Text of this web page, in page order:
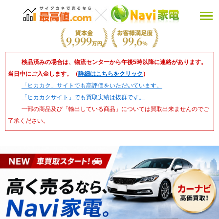
検品済みの場合は、物流センターから午後5時以降に連絡があります。
当日中にご入金します。（詳細はこちらをクリック ）
「ヒカカク」サイトでも高評価をいただいています。
「ヒカカクサイト」でも買取実績は抜群です。
一部の商品及び「輸出している商品」については買取出来ませんのでご
了承ください。